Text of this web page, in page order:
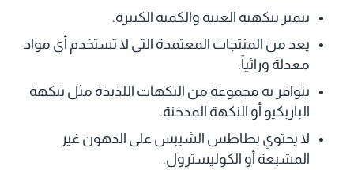
يتميز بنكهته الغنية والكمية الكبيرة.
يعد من المنتجات المعتمدة التي لا تستخدم أي مواد
معدلة وراثياً.
يتوافر به مجموعة من النكهات اللذيذة مثل بنكهة
الباربكيو أو النكهة المدخنة.
لا يحتوي بطاطس الشيبس على الدهون غير
المشبعة أو الكوليسترول.